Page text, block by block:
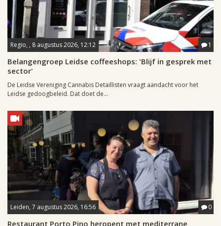
Regio, , 8 augustus 2026, 12:12 1
Belangengroep Leidse coffeeshops: 'Blijf in gesprek met
sector'
De Leidse Vereniging Cannabis Detaillisten vraagt aandacht voor het
Leidse gedoogbeleid. Dat doet de...
Leiden, 7 augustus 2026, 16:56 0
Restaurant Porto Pino heropent met mediterrane